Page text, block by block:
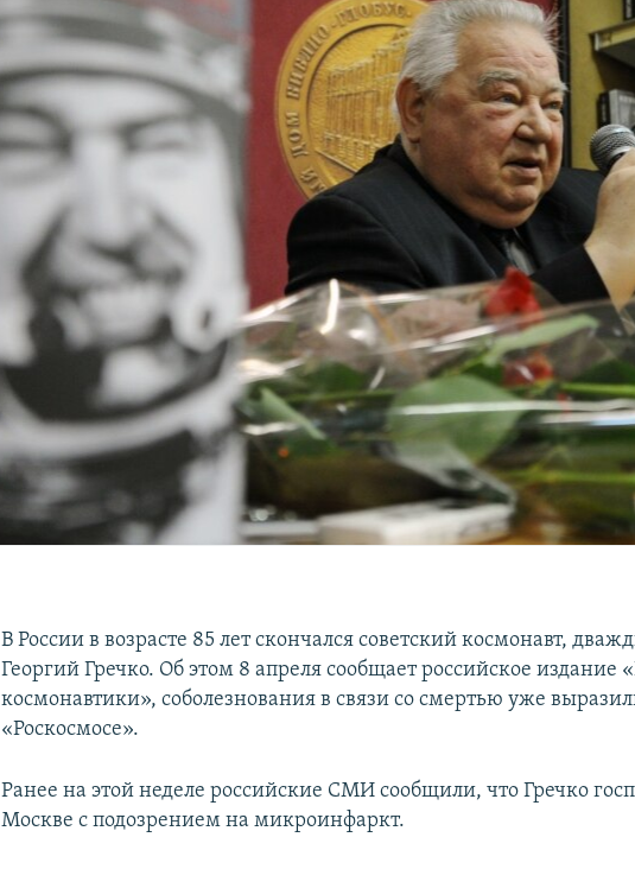
В России в возрасте 85 лет скончался советский космонавт,
Георгий Гречко. Об этом 8 апреля сообщает российское издание
космонавтики», соболезнования в связи со смертью уже
«Роскосмосе».
Ранее на этой неделе российские СМИ сообщили, что Гречко
Москве с подозрением на микроинфаркт.